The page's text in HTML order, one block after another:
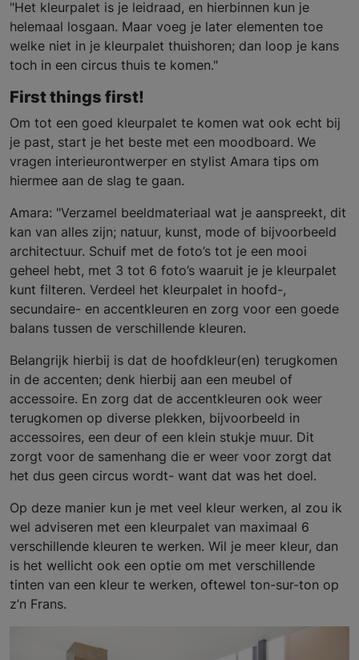
"Het kleurpalet is je leidraad, en hierbinnen kun je
helemaal losgaan. Maar voeg je later elementen toe
welke niet in je kleurpalet thuishoren; dan loop je kans
toch in een circus thuis te komen."
First things first!
Om tot een goed kleurpalet te komen wat ook echt bij
je past, start je het beste met een moodboard. We
vragen interieurontwerper en stylist Amara tips om
hiermee aan de slag te gaan.
Amara: "Verzamel beeldmateriaal wat je aanspreekt, dit
kan van alles zijn; natuur, kunst, mode of bijvoorbeeld
architectuur. Schuif met de foto’s tot je een mooi
geheel hebt, met 3 tot 6 foto’s waaruit je je kleurpalet
kunt filteren. Verdeel het kleurpalet in hoofd-,
secundaire- en accentkleuren en zorg voor een goede
balans tussen de verschillende kleuren.
Belangrijk hierbij is dat de hoofdkleur(en) terugkomen
in de accenten; denk hierbij aan een meubel of
accessoire. En zorg dat de accentkleuren ook weer
terugkomen op diverse plekken, bijvoorbeeld in
accessoires, een deur of een klein stukje muur. Dit
zorgt voor de samenhang die er weer voor zorgt dat
het dus geen circus wordt- want dat was het doel.
Op deze manier kun je met veel kleur werken, al zou ik
wel adviseren met een kleurpalet van maximaal 6
verschillende kleuren te werken. Wil je meer kleur, dan
is het wellicht ook een optie om met verschillende
tinten van een kleur te werken, oftewel ton-sur-ton op
z’n Frans.